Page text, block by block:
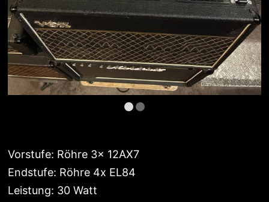
Vorstufe: Röhre 3x 12AX7
Endstufe: Röhre 4x EL84
Leistung: 30 Watt